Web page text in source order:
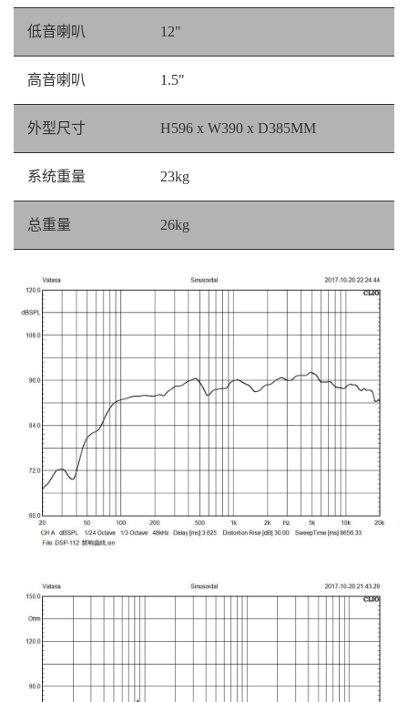
低音喇叭 12"
高音喇叭 1.5"
外型尺寸 H596 x W390 x D385MM
系统重量 23kg
总重量 26kg